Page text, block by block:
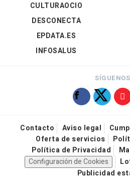
CULTURAOCIO
DESCONECTA
EPDATA.ES
INFOSALUS
SÍGUENOS
Contacto Aviso legal
Oferta de servicios
Política de Privacidad
Configuración de Cookies
Publicidad